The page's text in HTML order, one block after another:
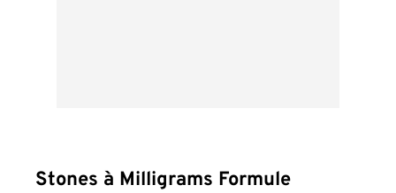
Stones à Milligrams Formule